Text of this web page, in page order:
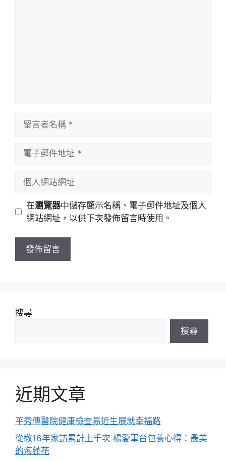
址
站
址
在瀏覽器中儲存顯示名稱、電子郵件地址及個人
網站網址，以供下次發佈留言時使用。
搜尋
搜尋
近期文章
平秀傳醫院健康檢查易近生展就幸福路
從教16年家訪累計上千次 楊愛軍台包養心得：最美
的海蓬花